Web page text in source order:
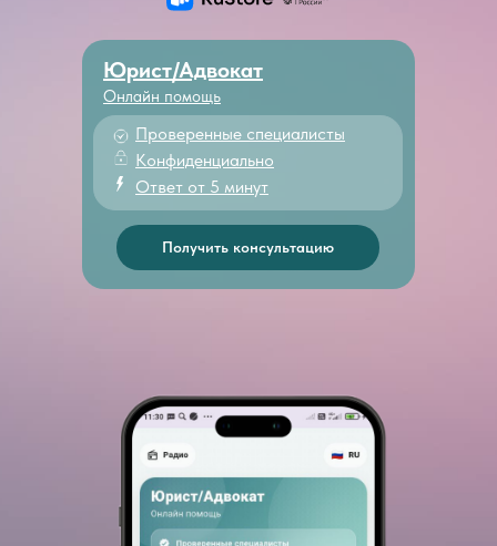
Юрист/Адвокат
Онлайн помощь
Проверенные специалисты
Конфиденциально
Ответ от 5 минут
Получить консультацию